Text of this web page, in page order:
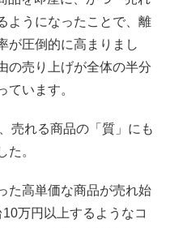
ようになったことで、離
が圧倒的に高まりまし
の売り上げが全体の半分
ています。
売れる商品の「質」にも
た。
た高単価な商品が売れ始
万円以上するようなコ